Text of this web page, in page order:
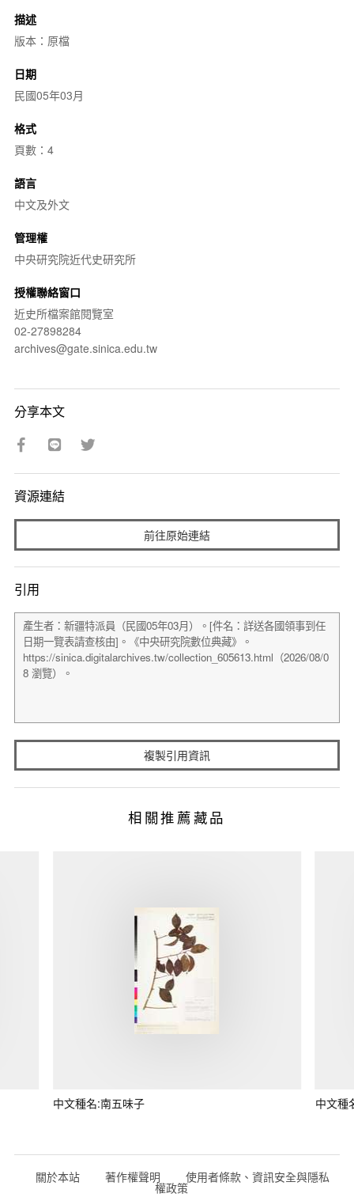
描述
版本：原檔
日期
民國05年03月
格式
頁數：4
語言
中文及外文
管理權
中央研究院近代史研究所
授權聯絡窗口
近史所檔案館閱覽室
02-27898284
archives@gate.sinica.edu.tw
分享本文
資源連結
前往原始連結
引用
複製引用資訊
相關推薦藏品
中文種名:南五味子 中文種
關於本站 著作權聲明 使用者條款、資訊安全與隱私
權政策